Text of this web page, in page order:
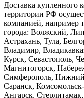
Доставка купленного
территории РФ
компанией, например
города: Волжский,
Астрахань, Тула,
Владимир,
Курск, Севастополь,
Магнитогорск,
Симферополь, Нижний
Саранск,
Ангарск,